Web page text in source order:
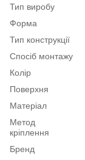
Тип виробу
Форма
Тип конструкції
Спосіб монтажу
Колір
Поверхня
Матеріал
Метод
кріплення
Бренд